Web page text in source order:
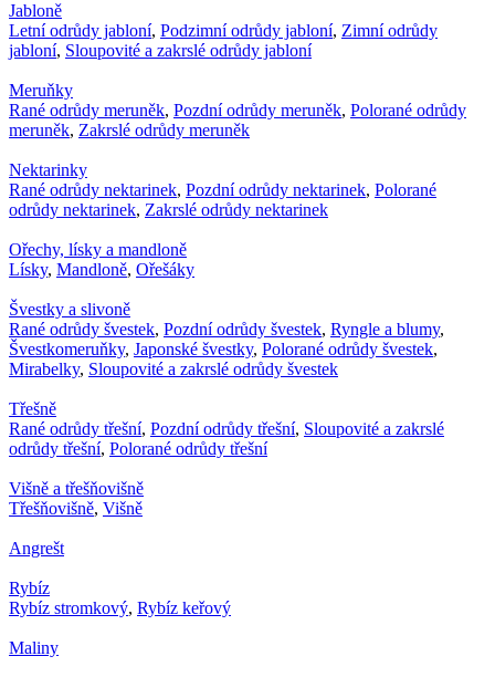
Jabloně
Letní odrůdy jabloní, Podzimní odrůdy jabloní, Zimní odrůdy
jabloní, Sloupovité a zakrslé odrůdy jabloní
Meruňky
Rané odrůdy meruněk, Pozdní odrůdy meruněk, Polorané odrůdy
meruněk, Zakrslé odrůdy meruněk
Nektarinky
Rané odrůdy nektarinek, Pozdní odrůdy nektarinek, Polorané
odrůdy nektarinek, Zakrslé odrůdy nektarinek
Ořechy, lísky a mandloně
Lísky, Mandloně, Ořešáky
Švestky a slivoně
Rané odrůdy švestek, Pozdní odrůdy švestek, Ryngle a blumy,
Švestkomeruňky, Japonské švestky, Polorané odrůdy švestek,
Mirabelky, Sloupovité a zakrslé odrůdy švestek
Třešně
Rané odrůdy třešní, Pozdní odrůdy třešní, Sloupovité a zakrslé
odrůdy třešní, Polorané odrůdy třešní
Višně a třešňovišně
Třešňovišně, Višně
Angrešt
Rybíz
Rybíz stromkový, Rybíz keřový
Maliny